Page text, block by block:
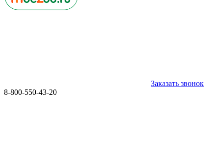
Заказать звонок
8-800-550-43-20